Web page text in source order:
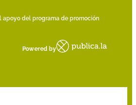
apoyo del programa de promoción
Powered by